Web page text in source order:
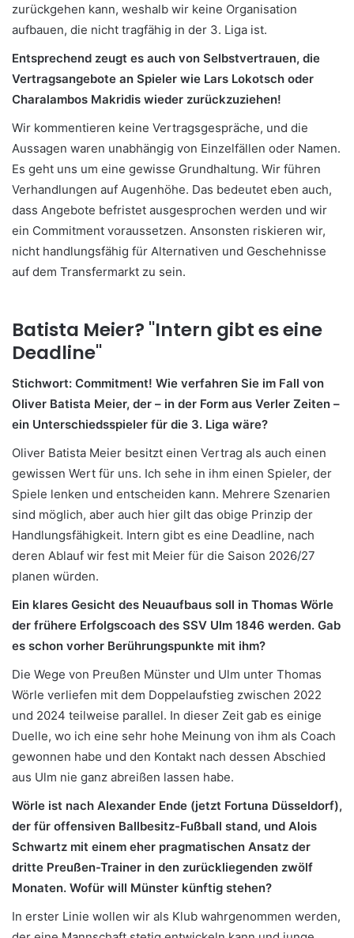
zurückgehen kann, weshalb wir keine Organisation
aufbauen, die nicht tragfähig in der 3. Liga ist.
Entsprechend zeugt es auch von Selbstvertrauen, die
Vertragsangebote an Spieler wie Lars Lokotsch oder
Charalambos Makridis wieder zurückzuziehen!
Wir kommentieren keine Vertragsgespräche, und die
Aussagen waren unabhängig von Einzelfällen oder Namen.
Es geht uns um eine gewisse Grundhaltung. Wir führen
Verhandlungen auf Augenhöhe. Das bedeutet eben auch,
dass Angebote befristet ausgesprochen werden und wir
ein Commitment voraussetzen. Ansonsten riskieren wir,
nicht handlungsfähig für Alternativen und Geschehnisse
auf dem Transfermarkt zu sein.
Batista Meier? "Intern gibt es eine
Deadline"
Stichwort: Commitment! Wie verfahren Sie im Fall von
Oliver Batista Meier, der – in der Form aus Verler Zeiten –
ein Unterschiedsspieler für die 3. Liga wäre?
Oliver Batista Meier besitzt einen Vertrag als auch einen
gewissen Wert für uns. Ich sehe in ihm einen Spieler, der
Spiele lenken und entscheiden kann. Mehrere Szenarien
sind möglich, aber auch hier gilt das obige Prinzip der
Handlungsfähigkeit. Intern gibt es eine Deadline, nach
deren Ablauf wir fest mit Meier für die Saison 2026/27
planen würden.
Ein klares Gesicht des Neuaufbaus soll in Thomas Wörle
der frühere Erfolgscoach des SSV Ulm 1846 werden. Gab
es schon vorher Berührungspunkte mit ihm?
Die Wege von Preußen Münster und Ulm unter Thomas
Wörle verliefen mit dem Doppelaufstieg zwischen 2022
und 2024 teilweise parallel. In dieser Zeit gab es einige
Duelle, wo ich eine sehr hohe Meinung von ihm als Coach
gewonnen habe und den Kontakt nach dessen Abschied
aus Ulm nie ganz abreißen lassen habe.
Wörle ist nach Alexander Ende (jetzt Fortuna Düsseldorf),
der für offensiven Ballbesitz-Fußball stand, und Alois
Schwartz mit einem eher pragmatischen Ansatz der
dritte Preußen-Trainer in den zurückliegenden zwölf
Monaten. Wofür will Münster künftig stehen?
In erster Linie wollen wir als Klub wahrgenommen werden,